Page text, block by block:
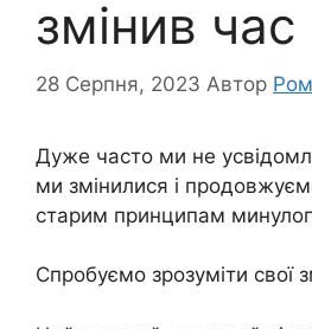
змінив час
28 Серпня, 2023 Автор
Дуже часто ми не
ми змінилися і
старим принципам
Спробуємо зрозуміти свої